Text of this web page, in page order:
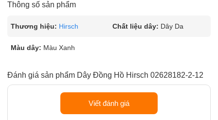
Thông số sản phẩm
Thương hiệu: Hirsch Chất liệu dây: Dây Da
Màu dây: Màu Xanh
Đánh giá sản phẩm Dây Đồng Hồ Hirsch 02628182-2-12
Viết đánh giá